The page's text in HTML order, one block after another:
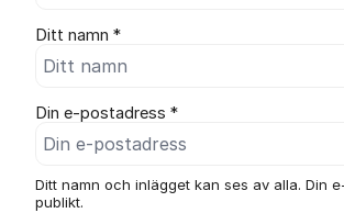
Ditt namn *
Din e-postadress *
Ditt namn och inlägget kan ses av alla. Din
publikt.